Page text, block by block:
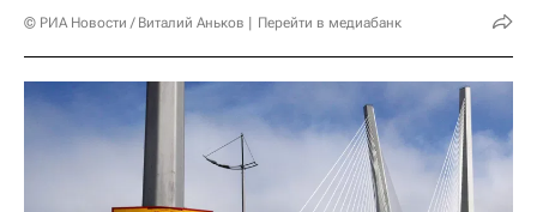
© РИА Новости / Виталий Аньков Перейти в медиабанк